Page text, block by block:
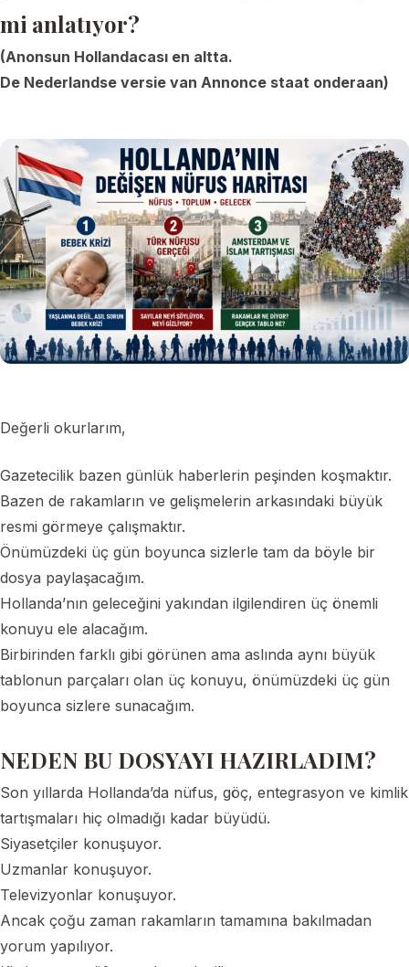
mi anlatıyor?
(Anonsun Hollandacası en altta.
De Nederlandse versie van Annonce staat onderaan)
Değerli okurlarım,
Gazetecilik bazen günlük haberlerin peşinden koşmaktır.
Bazen de rakamların ve gelişmelerin arkasındaki büyük
resmi görmeye çalışmaktır.
Önümüzdeki üç gün boyunca sizlerle tam da böyle bir
dosya paylaşacağım.
Hollanda’nın geleceğini yakından ilgilendiren üç önemli
konuyu ele alacağım.
Birbirinden farklı gibi görünen ama aslında aynı büyük
tablonun parçaları olan üç konuyu, önümüzdeki üç gün
boyunca sizlere sunacağım.
NEDEN BU DOSYAYI HAZIRLADIM?
Son yıllarda Hollanda’da nüfus, göç, entegrasyon ve kimlik
tartışmaları hiç olmadığı kadar büyüdü.
Siyasetçiler konuşuyor.
Uzmanlar konuşuyor.
Televizyonlar konuşuyor.
Ancak çoğu zaman rakamların tamamına bakılmadan
yorum yapılıyor.